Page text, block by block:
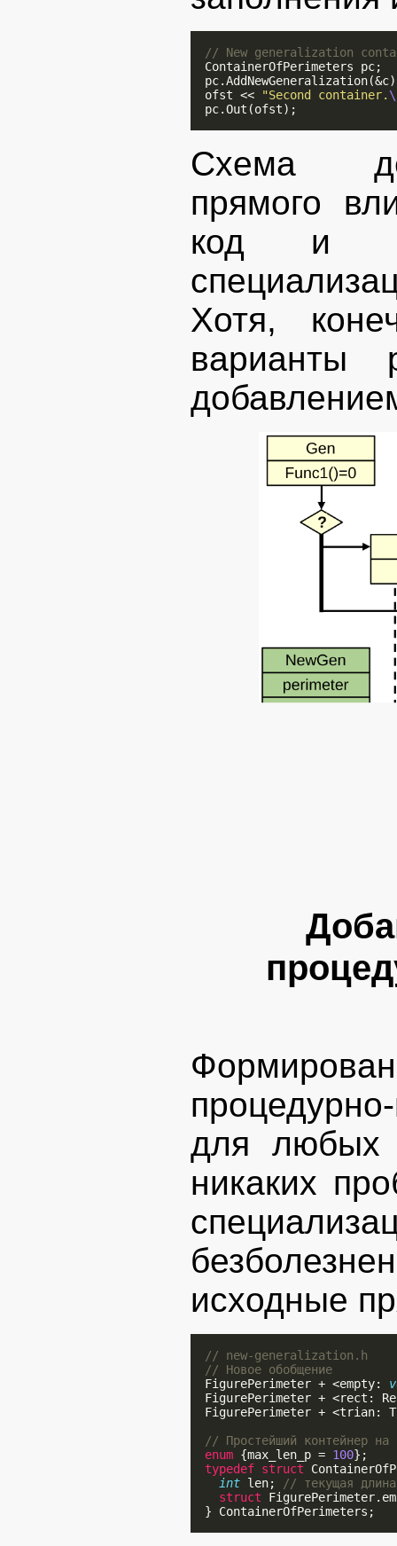
// New generalization
  ContainerOfPerimeters pc;
  ofst <<
"Second container.
  pc.Out(ofst);
Схема
прямого
код и
Хотя,
варианты
для любых
никаких
исходные
// new-generalization.h
// Новое обобщение
  FigurePerimeter + <empty:
FigurePerimeter + <rect:
FigurePerimeter + <trian:
// Простейший контейнер на
enum {max_len_p = 100};
typedef struct
int len;
// текущая длина
struct
  } ContainerOfPerimeters;